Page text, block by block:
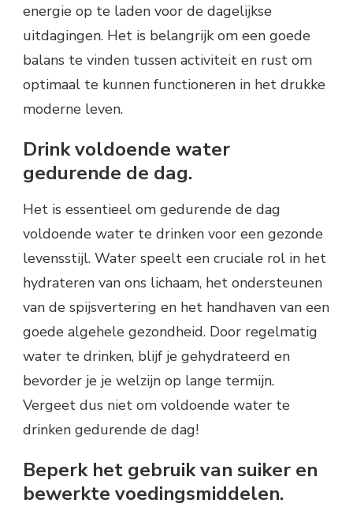
energie op te laden voor de dagelijkse
uitdagingen. Het is belangrijk om een goede
balans te vinden tussen activiteit en rust om
optimaal te kunnen functioneren in het drukke
moderne leven.
Drink voldoende water
gedurende de dag.
Het is essentieel om gedurende de dag
voldoende water te drinken voor een gezonde
levensstijl. Water speelt een cruciale rol in het
hydrateren van ons lichaam, het ondersteunen
van de spijsvertering en het handhaven van een
goede algehele gezondheid. Door regelmatig
water te drinken, blijf je gehydrateerd en
bevorder je je welzijn op lange termijn.
Vergeet dus niet om voldoende water te
drinken gedurende de dag!
Beperk het gebruik van suiker en
bewerkte voedingsmiddelen.